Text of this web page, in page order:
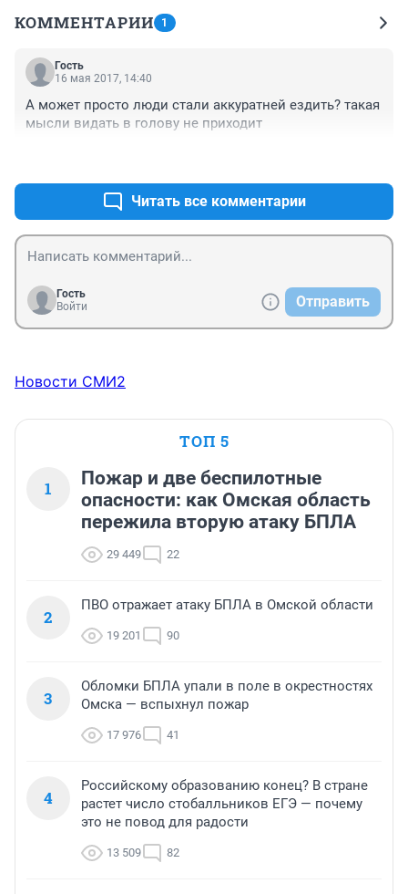
КОММЕНТАРИИ 1
Гость
16 мая 2017, 14:40
А может просто люди стали аккуратней ездить? такая
мысли видать в голову не приходит
Читать все комментарии
Гость
Войти
Отправить
Новости СМИ2
ТОП 5
1
Пожар и две беспилотные
опасности: как Омская область
пережила вторую атаку БПЛА
29 449 22
2
ПВО отражает атаку БПЛА в Омской области
19 201 90
3
Обломки БПЛА упали в поле в окрестностях
Омска — вспыхнул пожар
17 976 41
4
Российскому образованию конец? В стране
растет число стобалльников ЕГЭ — почему
это не повод для радости
13 509 82